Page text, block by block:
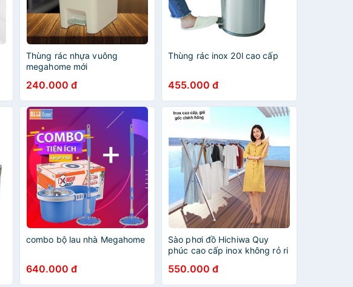
Thùng rác nhựa vuông
megahome mới
240.000 đ
Thùng rác inox 20l cao cấp
455.000 đ
combo bộ lau nhà Megahome
640.000 đ
Sào phơi đồ Hichiwa Quy
phúc cao cấp inox không rỏ ri
550.000 đ